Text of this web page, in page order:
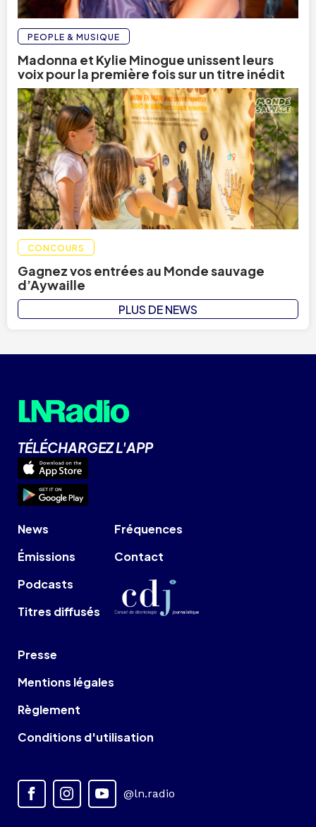
PEOPLE & MUSIQUE
Madonna et Kylie Minogue unissent leurs
voix pour la première fois sur un titre inédit
CONCOURS
Gagnez vos entrées au Monde sauvage
d’Aywaille
PLUS DE NEWS
TÉLÉCHARGEZ L'APP
News
Émissions
Podcasts
Titres diffusés
Fréquences
Contact
Presse
Mentions légales
Règlement
Conditions d'utilisation
@ln.radio